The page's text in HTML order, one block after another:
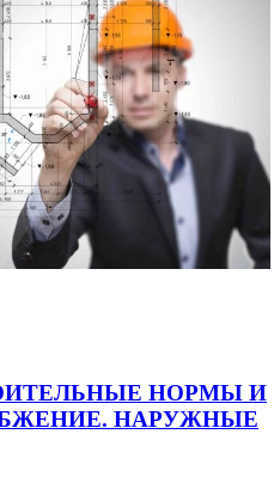
НОРМЫ И
НАРУЖНЫЕ